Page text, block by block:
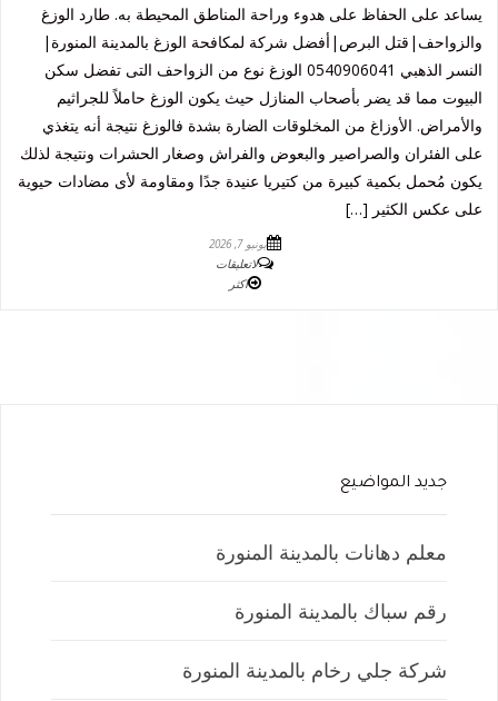
يساعد على الحفاظ على هدوء وراحة المناطق المحيطة به. طارد الوزغ
والزواحف|قتل البرص|أفضل شركة لمكافحة الوزغ بالمدينة المنورة|
النسر الذهبي 0540906041 الوزغ نوع من الزواحف التى تفضل سكن
البيوت مما قد يضر بأصحاب المنازل حيث يكون الوزغ حاملاً للجراثيم
والأمراض. الأوزاغ من المخلوقات الضارة بشدة فالوزغ نتيجة أنه يتغذي
على الفئران والصراصير والبعوض والفراش وصغار الحشرات ونتيجة لذلك
يكون مُحمل بكمية كبيرة من كتيريا عنيدة جدًا ومقاومة لأى مضادات حيوية
على عكس الكثير […]
يونيو 7, 2026
لاتعليقات
اكثر
جديد المواضيع
معلم دهانات بالمدينة المنورة
رقم سباك بالمدينة المنورة
شركة جلي رخام بالمدينة المنورة